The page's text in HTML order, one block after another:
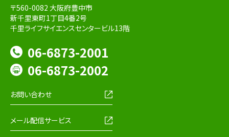
〒560-0082 大阪府豊中市
新千里東町1丁目4番2号
千里ライフサイエンスセンタービル13階
06-6873-2001
06-6873-2002
お問い合わせ
メール配信サービス